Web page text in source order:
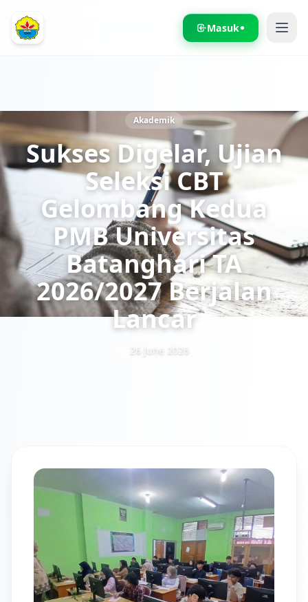
Masuk
Akademik
Sukses Digelar, Ujian
Seleksi CBT
Gelombang Kedua
PMB Universitas
Batanghari TA
2026/2027 Berjalan
Lancar
26 June 2026